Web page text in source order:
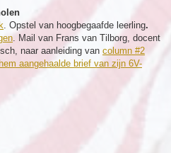
. Opstel van hoogbegaafde leerling.
. Mail van Frans van Tilborg, docent
naar aanleiding van column #2
aangehaalde brief van zijn 6V-